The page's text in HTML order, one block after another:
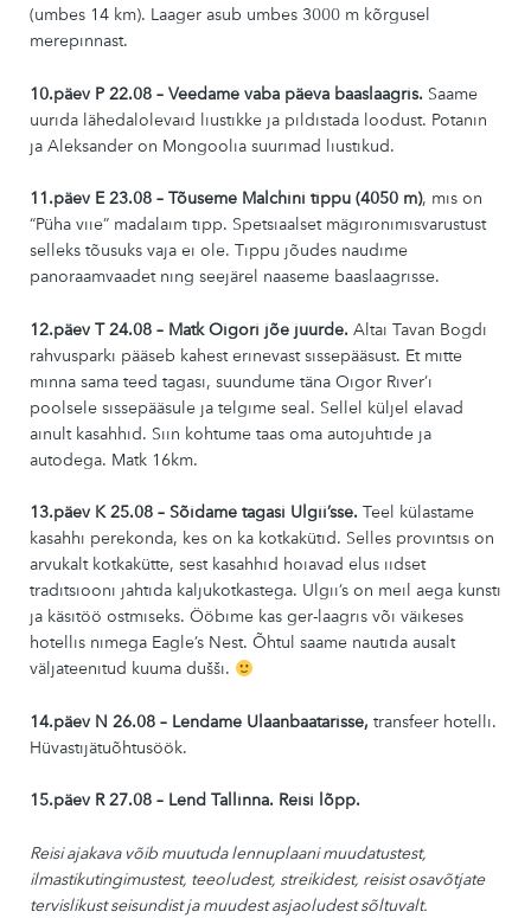
(umbes 14 km). Laager asub umbes 3000 m kõrgusel
merepinnast.
10.päev P 22.08 – Veedame vaba päeva baaslaagris. Saame
uurida lähedalolevaid liustikke ja pildistada loodust. Potanin
ja Aleksander on Mongoolia suurimad liustikud.
11.päev E 23.08 – Tõuseme Malchini tippu (4050 m), mis on
“Püha viie” madalaim tipp. Spetsiaalset mägironimisvarustust
selleks tõusuks vaja ei ole. Tippu jõudes naudime
panoraamvaadet ning seejärel naaseme baaslaagrisse.
12.päev T 24.08 – Matk Oigori jõe juurde. Altai Tavan Bogdi
rahvusparki pääseb kahest erinevast sissepääsust. Et mitte
minna sama teed tagasi, suundume täna Oigor River’i
poolsele sissepääsule ja telgime seal. Sellel küljel elavad
ainult kasahhid. Siin kohtume taas oma autojuhtide ja
autodega. Matk 16km.
13.päev K 25.08 – Sõidame tagasi Ulgii’sse. Teel külastame
kasahhi perekonda, kes on ka kotkakütid. Selles provintsis on
arvukalt kotkakütte, sest kasahhid hoiavad elus iidset
traditsiooni jahtida kaljukotkastega. Ulgii’s on meil aega kunsti
ja käsitöö ostmiseks. Ööbime kas ger-laagris või väikeses
hotellis nimega Eagle’s Nest. Õhtul saame nautida ausalt
väljateenitud kuuma dušši.
14.päev N 26.08 – Lendame Ulaanbaatarisse, transfeer hotelli.
Hüvastijätuõhtusöök.
15.päev R 27.08 – Lend Tallinna. Reisi lõpp.
Reisi ajakava võib muutuda lennuplaani muudatustest,
ilmastikutingimustest, teeoludest, streikidest, reisist osavõtjate
tervislikust seisundist ja muudest asjaoludest sõltuvalt.